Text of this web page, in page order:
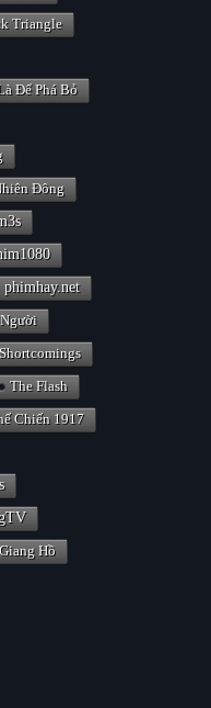
Triangle
Để Phá Bỏ
Đông
phimhay.net
Shortcomings
The Flash
Chiến 1917
Hồ